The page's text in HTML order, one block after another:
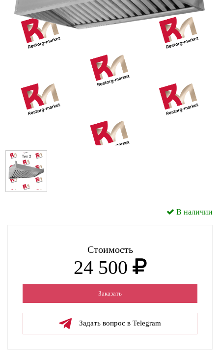
В наличии
Стоимость
24 500
Заказать
Задать вопрос в Telegram